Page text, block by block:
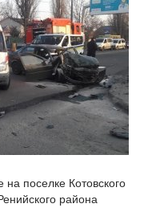
поселке Котовского
района